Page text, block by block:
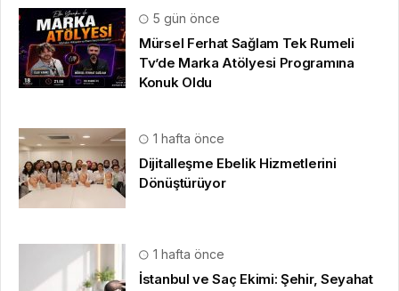
5 gün önce
Mürsel Ferhat Sağlam Tek Rumeli
Tv’de Marka Atölyesi Programına
Konuk Oldu
1 hafta önce
Dijitalleşme Ebelik Hizmetlerini
Dönüştürüyor
1 hafta önce
İstanbul ve Saç Ekimi: Şehir, Seyahat